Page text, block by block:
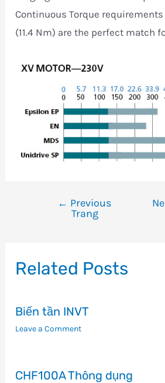
Continuous Torque requirements
(11.4 Nm) are the perfect match
viết
← Previous
Trang
Related Posts
Biến tần INVT
Leave a Comment
CHF100A Thông dụng